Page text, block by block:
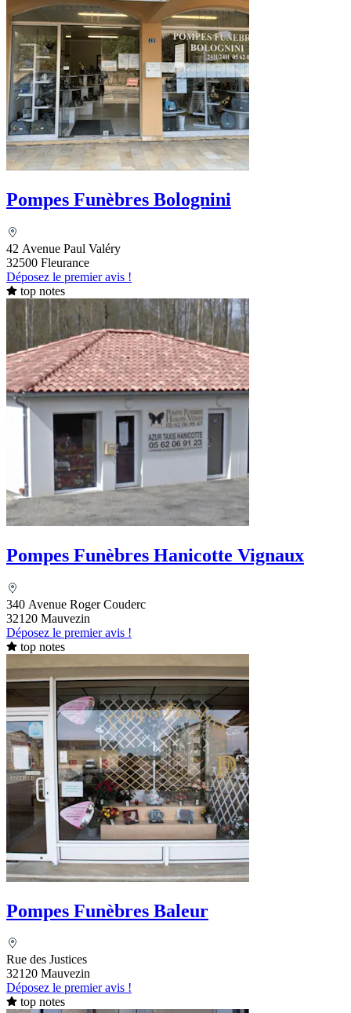
Pompes Funèbres Bolognini
42 Avenue Paul Valéry
32500 Fleurance
Déposez le premier avis !
top notes
Pompes Funèbres Hanicotte Vignaux
340 Avenue Roger Couderc
32120 Mauvezin
Déposez le premier avis !
top notes
Pompes Funèbres Baleur
Rue des Justices
32120 Mauvezin
Déposez le premier avis !
top notes